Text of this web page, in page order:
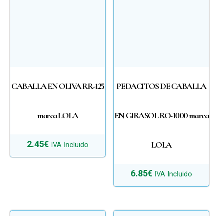
CABALLA EN OLIVA RR-125
marca LOLA
2.45€ IVA Incluido
PEDACITOS DE CABALLA
EN GIRASOL RO-1000 marca
LOLA
6.85€ IVA Incluido